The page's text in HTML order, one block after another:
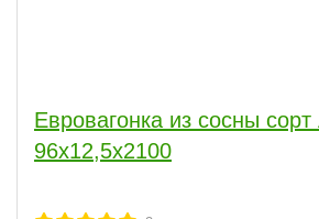
2.5 1
2.7 1
Евровагонка из сосны
96x12,5x2100